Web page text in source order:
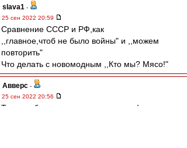
slava1 -
25 сен 2022 20:59
Cравнение СССР и РФ,как
,,главное,чтоб не было войны" и ,,можем
повторить"
Что делать с новомодным ,,Кто мы? Мясо!"
Авверс -
25 сен 2022 20:56
Тучки небесные, вечные странники!